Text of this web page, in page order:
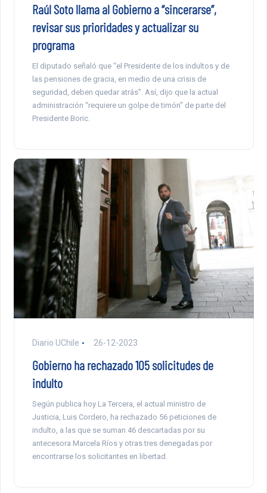
Raúl Soto llama al Gobierno a “sincerarse”,
revisar sus prioridades y actualizar su
programa
El diputado señaló que “el Presidente de los indultos y de
las pensiones de gracia, en medio de una crisis de
seguridad, deben quedar atrás”. Así, dijo que la actual
administración “requiere un golpe de timón” de parte del
Presidente Boric.
Diario UChile 26-12-2023
Gobierno ha rechazado 105 solicitudes de
indulto
Según publica hoy La Tercera, el actual ministro de
Justicia, Luis Cordero, ha rechazado 56 peticiones de
indulto, a las que se suman 46 descartadas por su
antecesora Marcela Ríos y otras tres denegadas por
encontrarse los solicitantes en libertad.